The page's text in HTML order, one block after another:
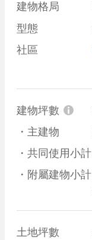
建物格局
型態
社區
建物坪數
・主建物
・共同使用小計
・附屬建物小計
土地坪數